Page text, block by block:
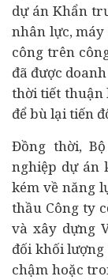
dự án Khẩn
nhân lực,
công trên
đã được
thời tiết thuận
để bù lại tiến
Đồng thời,
nghiệp dự án
kém về năng
thầu Công ty
và xây dựng
đối khối
chậm hoặc